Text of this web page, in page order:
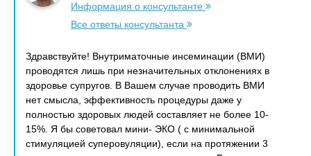
Информация о консультанте
Все ответы консультанта
Здравствуйте! Внутриматочные инсеминации (ВМИ)
проводятся лишь при незначительных отклонениях в
здоровье супругов. В Вашем случае проводить ВМИ
нет смысла, эффективность процедуры даже у
полностью здоровых людей составляет не более 10-
15%. Я бы советовал мини- ЭКО ( с минимальной
стимуляцией суперовуляции), если на протяжении 3